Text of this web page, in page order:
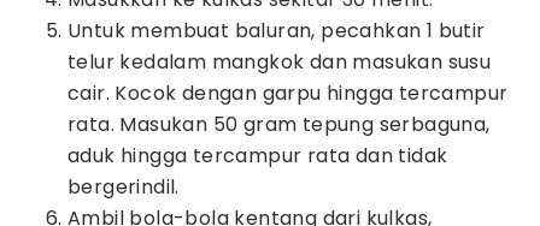
Untuk membuat baluran, pecahkan 1 butir
telur kedalam mangkok dan masukan susu
cair. Kocok dengan garpu hingga tercampur
rata. Masukan 50 gram tepung serbaguna,
aduk hingga tercampur rata dan tidak
bergerindil.
Ambil bola-bola kentang dari kulkas,